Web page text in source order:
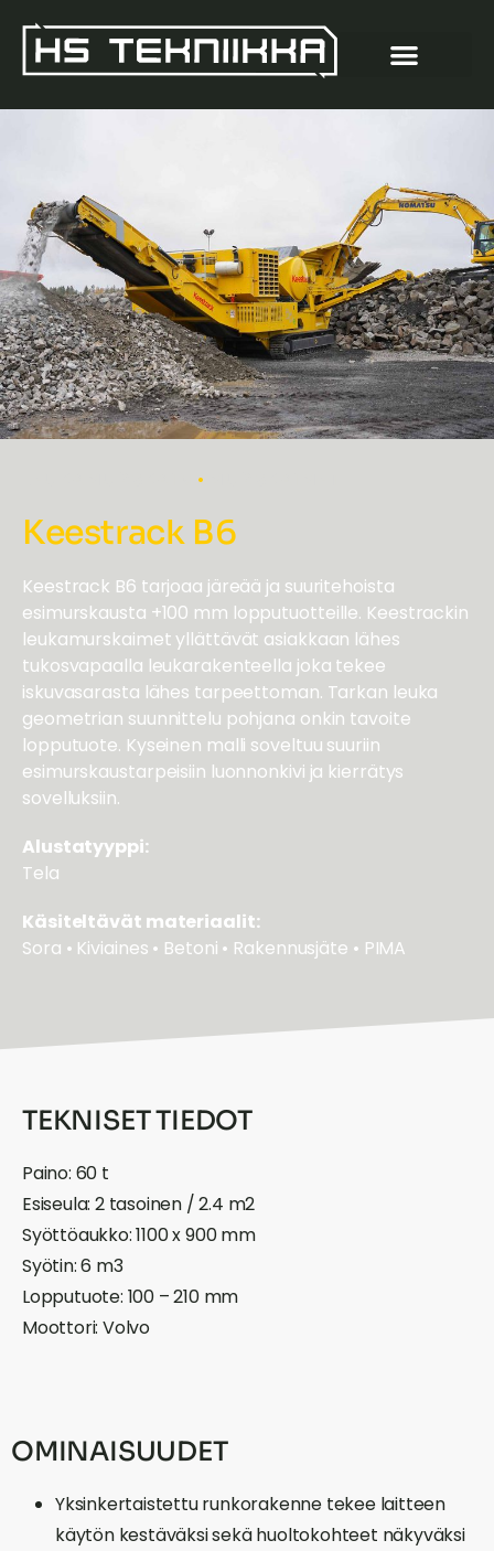
•
Keestrack B6
Keestrack B6 tarjoaa järeää ja suuritehoista
esimurskausta +100 mm lopputuotteille. Keestrackin
leukamurskaimet yllättävät asiakkaan lähes
tukosvapaalla leukarakenteella joka tekee
iskuvasarasta lähes tarpeettoman. Tarkan leuka
geometrian suunnittelu pohjana onkin tavoite
lopputuote. Kyseinen malli soveltuu suuriin
esimurskaustarpeisiin luonnonkivi ja kierrätys
sovelluksiin.
Alustatyyppi:
Tela
Käsiteltävät materiaalit:
Sora • Kiviaines • Betoni • Rakennusjäte • PIMA
TEKNISET TIEDOT
Paino: 60 t
Esiseula: 2 tasoinen / 2.4 m2
Syöttöaukko: 1100 x 900 mm
Syötin: 6 m3
Lopputuote: 100 – 210 mm
Moottori: Volvo
OMINAISUUDET
Yksinkertaistettu runkorakenne tekee laitteen
käytön kestäväksi sekä huoltokohteet näkyväksi